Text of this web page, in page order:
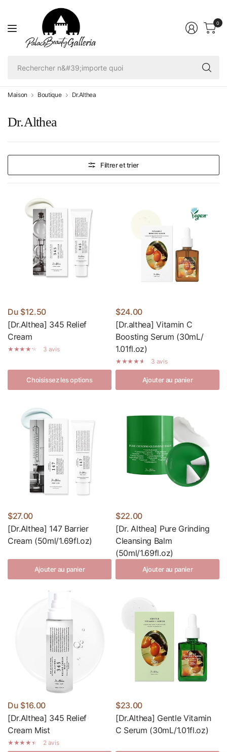
0
Maison Boutique Dr.Althea
Dr.Althea
Filtrer et trier
Du $12.50
[Dr.Althea] 345 Relief
Cream
3 avis
Choisissez les options
$24.00
[Dr.althea] Vitamin C
Boosting Serum (30mL/
1.01fl.oz)
3 avis
Ajouter au panier
$27.00
[Dr.Althea] 147 Barrier
Cream (50ml/1.69fl.oz)
Ajouter au panier
$22.00
[Dr. Althea] Pure Grinding
Cleansing Balm
(50ml/1.69fl.oz)
Ajouter au panier
Du $16.00
[Dr.Althea] 345 Relief
Cream Mist
2 avis
$23.00
[Dr.Althea] Gentle Vitamin
C Serum (30mL/1.01fl.oz)